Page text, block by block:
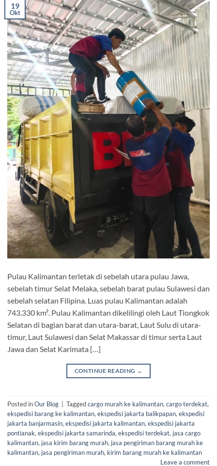
19
Okt
Pulau Kalimantan terletak di sebelah utara pulau Jawa,
sebelah timur Selat Melaka, sebelah barat pulau Sulawesi dan
sebelah selatan Filipina. Luas pulau Kalimantan adalah
743.330 km². Pulau Kalimantan dikelilingi oleh Laut Tiongkok
Selatan di bagian barat dan utara-barat, Laut Sulu di utara-
timur, Laut Sulawesi dan Selat Makassar di timur serta Laut
Jawa dan Selat Karimata […]
CONTINUE READING →
Posted inOur Blog Taggedcargo murah ke kalimantan,cargo terdekat,
ekspedisi barang ke kalimantan,ekspedisi jakarta balikpapan,ekspedisi
jakarta banjarmasin,ekspedisi jakarta kalimantan,ekspedisi jakarta
pontianak,ekspedisi jakarta samarinda,ekspedisi terdekat, jasa cargo
kalimantan, jasa kirim barang murah, jasa pengiriman barang murah ke
kalimantan, jasa pengiriman murah, kirim barang murah ke kalimantan
Leave a comment